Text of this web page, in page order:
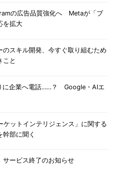
の広告品質強化へ Metaが「ブ
を拡大
のスキル開発、今すぐ取り組むため
こと
に企業へ電話……？ Google・AIエ
ケットインテリジェンス」に関する
幹部に聞く
サービス終了のお知らせ